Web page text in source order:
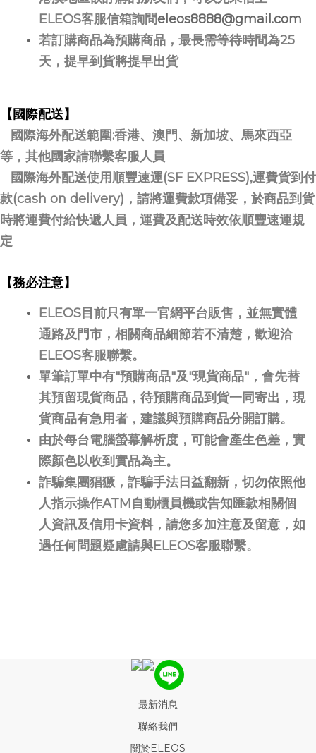
ELEOS客服信箱詢問eleos8888@gmail.com
若訂購商品為預購商品，最長需等待時間為25
天，提早到貨將提早出貨
【國際配送】
國際海外配送範圍:香港、澳門、新加坡、馬來西亞
等，其他國家請聯繫客服人員
國際海外配送使用順豐速運(SF EXPRESS),運費貨到付
款(cash on delivery)，請將運費款項備妥，於商品到貨
時將運費付給快遞人員，運費及配送時效依順豐速運規
定
【務必注意】
ELEOS目前只有單一官網平台販售，並無實體
通路及門市，相關商品細節若不清楚，歡迎洽
ELEOS客服聯繫。
單筆訂單中有"預購商品"及"現貨商品"，會先替
其預留現貨商品，待預購商品到貨一同寄出，現
貨商品有急用者，建議與預購商品分開訂購。
由於每台電腦螢幕解析度，可能會產生色差，實
際顏色以收到實品為主。
詐騙集團猖獗，詐騙手法日益翻新，切勿依照他
人指示操作ATM自動櫃員機或告知匯款相關個
人資訊及信用卡資料，請您多加注意及留意，如
遇任何問題疑慮請與ELEOS客服聯繫。
最新消息
聯絡我們
關於ELEOS